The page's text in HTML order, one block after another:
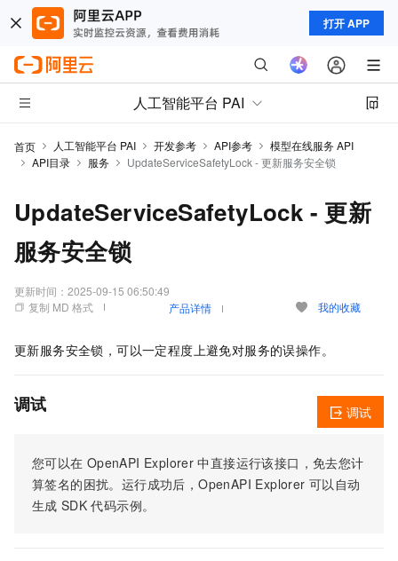
打开 APP
人工智能平台 PAI
首页 人工智能平台 PAI 开发参考 API参考
模型在线服务 API
API目录
服务 UpdateServiceSafetyLock - 更新服务安全锁
UpdateServiceSafetyLock - 更新
服务安全锁
更新时间： 2025-09-15 06:50:49
复制 MD 格式
产品详情 我的收藏
更新服务安全锁，可以一定程度上避免对服务的误操作。
调试
您可以在 OpenAPI Explorer 中直接运行该接口，免去您计
算签名的困扰。运行成功后，OpenAPI Explorer 可以自动
生成 SDK 代码示例。
调试